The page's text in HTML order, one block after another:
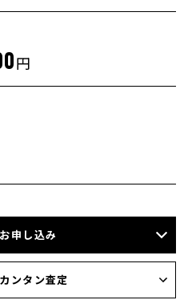
円
申し込み
ンタン査定